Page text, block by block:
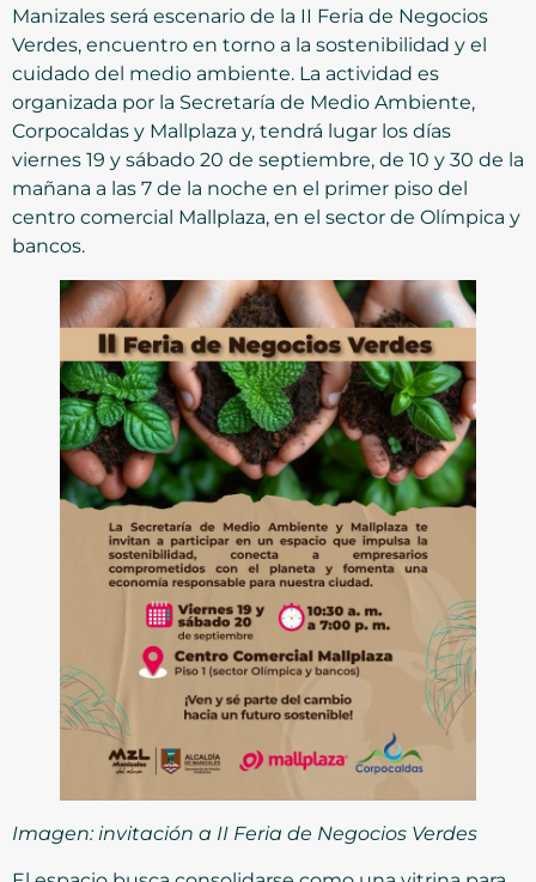
Manizales será escenario de la II Feria de Negocios
Verdes, encuentro en torno a la sostenibilidad y el
cuidado del medio ambiente. La actividad es
organizada por la Secretaría de Medio Ambiente,
Corpocaldas y Mallplaza y, tendrá lugar los días
viernes 19 y sábado 20 de septiembre, de 10 y 30 de la
mañana a las 7 de la noche en el primer piso del
centro comercial Mallplaza, en el sector de Olímpica y
bancos.
Imagen: invitación a II Feria de Negocios Verdes